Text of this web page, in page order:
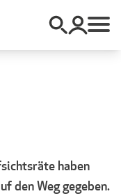
haben
den Weg gegeben.